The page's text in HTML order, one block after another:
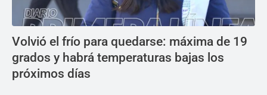
Volvió el frío para quedarse: máxima de 19
grados y habrá temperaturas bajas los
próximos días